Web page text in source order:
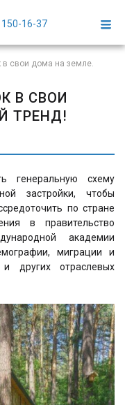
16-37
в свои дома на земле.
В СВОИ
ТРЕНД!
генеральную схему
застройки, чтобы
по стране
в правительство
академии
миграции и
других отраслевых